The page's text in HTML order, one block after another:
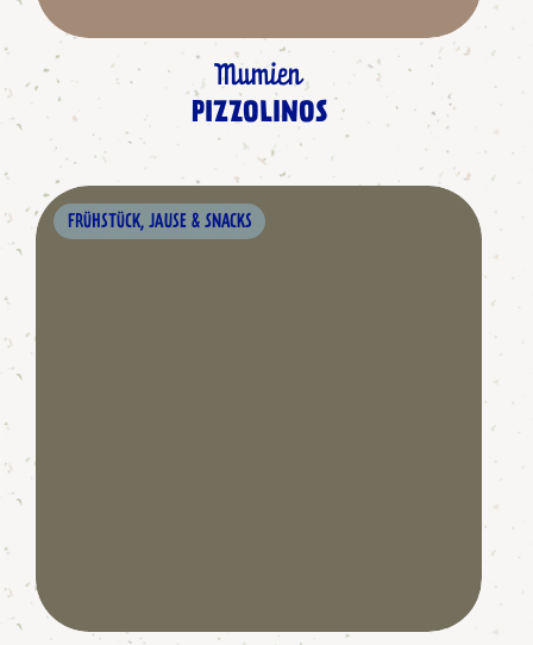
Mumien
PIZZOLINOS
FRÜHSTÜCK, JAUSE & SNACKS